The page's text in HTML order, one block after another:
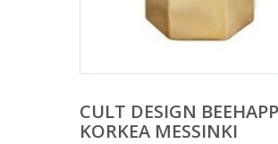
CULT DESIGN
KORKEA MESSINKI